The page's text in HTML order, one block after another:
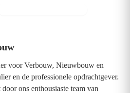
voor Verbouw, Nieuwbouw en
en de professionele opdrachtgever.
ons enthousiaste team van